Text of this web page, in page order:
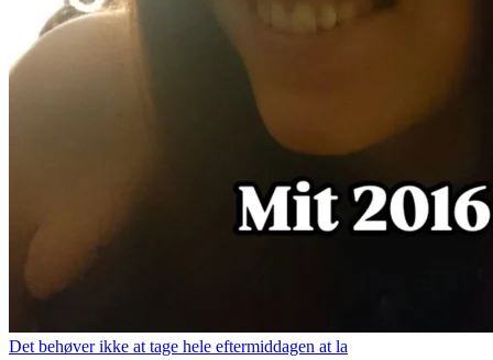
Det behøver ikke at tage hele eftermiddagen at la